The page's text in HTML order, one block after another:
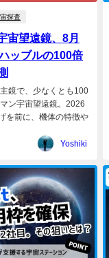
探査
宙望遠鏡、8月
ッブルの100倍
鏡で、少なくとも100
ン宇宙望遠鏡。2026
を前に、機体の特徴や
Yoshiki